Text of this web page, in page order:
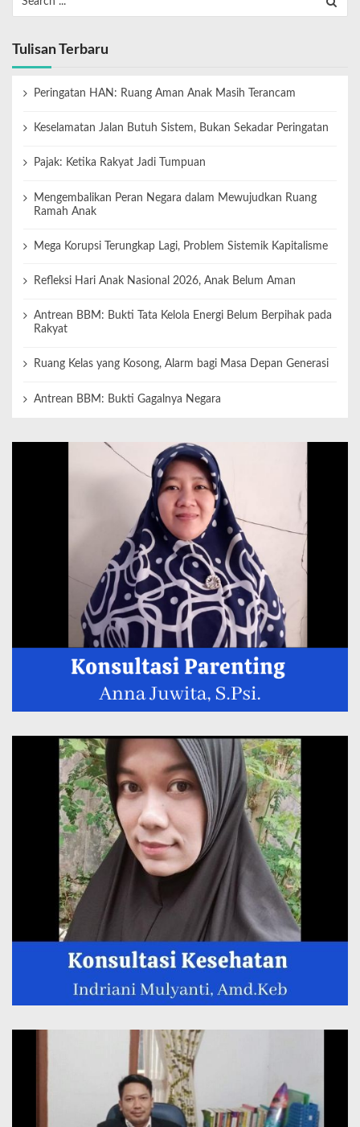
Tulisan Terbaru
Peringatan HAN: Ruang Aman Anak Masih Terancam
Keselamatan Jalan Butuh Sistem, Bukan Sekadar Peringatan
Pajak: Ketika Rakyat Jadi Tumpuan
Mengembalikan Peran Negara dalam Mewujudkan Ruang
Ramah Anak
Mega Korupsi Terungkap Lagi, Problem Sistemik Kapitalisme
Refleksi Hari Anak Nasional 2026, Anak Belum Aman
Antrean BBM: Bukti Tata Kelola Energi Belum Berpihak pada
Rakyat
Ruang Kelas yang Kosong, Alarm bagi Masa Depan Generasi
Antrean BBM: Bukti Gagalnya Negara